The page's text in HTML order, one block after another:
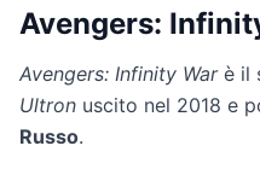
Avengers:
Avengers: Infinity War è il
Ultron uscito nel 2018 e
Russo.